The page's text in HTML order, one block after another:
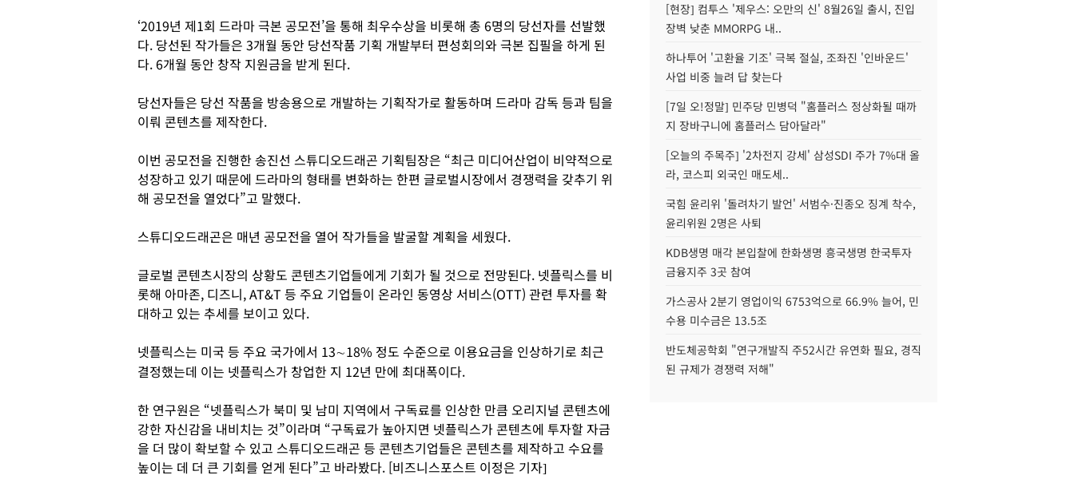
‘2019년 제1회 드라마 극본 공모전’을 통해 최우수상을 비롯해 총 6명의 당선자를 선발했
다. 당선된 작가들은 3개월 동안 당선작품 기획 개발부터 편성회의와 극본 집필을 하게 된
다. 6개월 동안 창작 지원금을 받게 된다.
당선자들은 당선 작품을 방송용으로 개발하는 기획작가로 활동하며 드라마 감독 등과 팀을
이뤄 콘텐츠를 제작한다.
이번 공모전을 진행한 송진선 스튜디오드래곤 기획팀장은 “최근 미디어산업이 비약적으로
성장하고 있기 때문에 드라마의 형태를 변화하는 한편 글로벌시장에서 경쟁력을 갖추기 위
해 공모전을 열었다”고 말했다.
스튜디오드래곤은 매년 공모전을 열어 작가들을 발굴할 계획을 세웠다.
글로벌 콘텐츠시장의 상황도 콘텐츠기업들에게 기회가 될 것으로 전망된다. 넷플릭스를 비
롯해 아마존, 디즈니, AT&T 등 주요 기업들이 온라인 동영상 서비스(OTT) 관련 투자를 확
대하고 있는 추세를 보이고 있다.
넷플릭스는 미국 등 주요 국가에서 13∼18% 정도 수준으로 이용요금을 인상하기로 최근
결정했는데 이는 넷플릭스가 창업한 지 12년 만에 최대폭이다.
한 연구원은 “넷플릭스가 북미 및 남미 지역에서 구독료를 인상한 만큼 오리지널 콘텐츠에
강한 자신감을 내비치는 것”이라며 “구독료가 높아지면 넷플릭스가 콘텐츠에 투자할 자금
을 더 많이 확보할 수 있고 스튜디오드래곤 등 콘텐츠기업들은 콘텐츠를 제작하고 수요를
높이는 데 더 큰 기회를 얻게 된다”고 바라봤다. [비즈니스포스트 이정은 기자]
[현장] 컴투스 '제우스: 오만의 신' 8월26일 출시, 진입
장벽 낮춘 MMORPG 내..
하나투어 '고환율 기조' 극복 절실, 조좌진 '인바운드'
사업 비중 늘려 답 찾는다
[7일 오!정말] 민주당 민병덕 "홈플러스 정상화될 때까
지 장바구니에 홈플러스 담아달라"
[오늘의 주목주] '2차전지 강세' 삼성SDI 주가 7%대 올
라, 코스피 외국인 매도세..
국힘 윤리위 '돌려차기 발언' 서범수·진종오 징계 착수,
윤리위원 2명은 사퇴
KDB생명 매각 본입찰에 한화생명 흥국생명 한국투자
금융지주 3곳 참여
가스공사 2분기 영업이익 6753억으로 66.9% 늘어, 민
수용 미수금은 13.5조
반도체공학회 "연구개발직 주52시간 유연화 필요, 경직
된 규제가 경쟁력 저해"